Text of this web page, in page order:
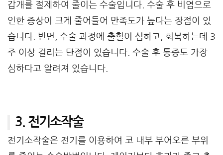
갑개를 절제하여 줄이는 수술입니다. 수술 후 비염으로
인한 증상이 크게 줄어들어 만족도가 높다는 장점이 있
습니다. 반면, 수술 과정에 출혈이 심하고, 회복하는데 3
주 이상 걸리는 단점이 있습니다. 수술 후 통증도 가장
심하다고 알려져 있습니다.
3. 전기소작술
전기소작술은 전기를 이용하여 코 내부 부어오른 부위